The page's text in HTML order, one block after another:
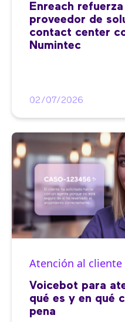
Enreach
proveedor de
contact center
Numintec
02/07/2026
Atención al cliente
Voicebot para
qué es y en qué
pena